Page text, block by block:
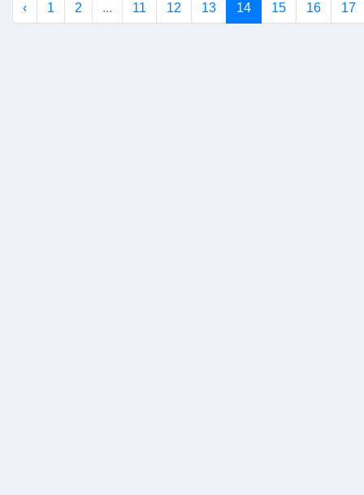
‹ 1 2 ... 11 12 13 14 15 16 17